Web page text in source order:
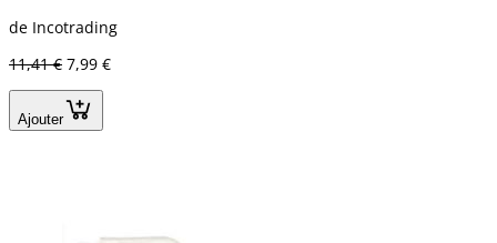
de Incotrading
11,41 € 7,99 €
Ajouter